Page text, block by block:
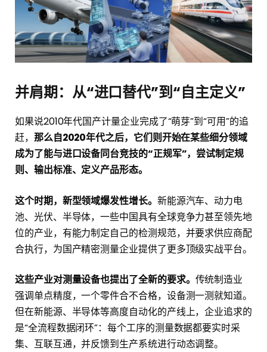
并肩期：从“进口替代”到“自主定义”
如果说2010年代国产计量企业完成了“萌芽”到“可用”的追
赶， 那么自2020年代之后，它们则开始在某些细分领域
成为了能与进口设备同台竞技的“正规军”，尝试制定规
则、输出标准、定义产品形态。
这个时期，新型领域爆发性增长。 新能源汽车、动力电
池、光伏、半导体，一些中国具有全球竞争力甚至领先地
位的产业，有能力制定自己的检测规范，并要求供应商配
合执行，为国产精密测量企业提供了更多顶级实战平台。
这些产业对测量设备也提出了全新的要求。 传统制造业
强调单点精度，一个零件合不合格，设备测一测就知道。
但在新能源、半导体等高度自动化的产线上，企业追求的
是“全流程数据闭环”：每个工序的测量数据都要实时采
集、互联互通，并反馈到生产系统进行动态调整。